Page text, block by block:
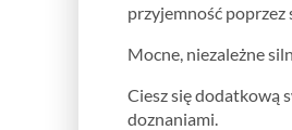
przyjemność
Mocne, niezależne
Ciesz się dodatkową
doznaniami.